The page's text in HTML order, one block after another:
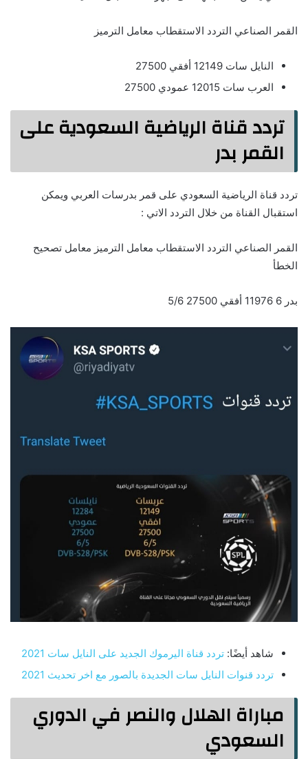
القمر الصناعي التردد الاستقطاب معامل الترميز
النايل سات 12149 أفقي 27500
العرب سات 12015 عمودي 27500
تردد قناة الرياضية السعودية على
القمر بدر
تردد قناة الرياضية السعودي على قمر بدرسات العربي ويمكن
استقبال القناة من خلال التردد الاتي :
القمر الصناعي التردد الاستقطاب معامل الترميز معامل تصحيح
الخطأ
بدر 6 11976 أفقي 27500 5/6
شاهد أيضًا: تردد قناة اليرموك الجديد على النايل سات 2021
تردد قنوات النايل سات الجديدة بالصور مع اخر تحديث 2021
مباراة الهلال والنصر في الدوري
السعودي